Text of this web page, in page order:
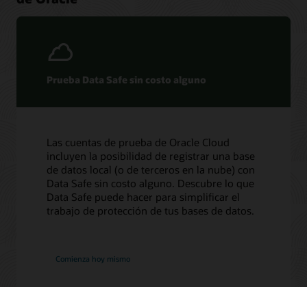
ayudarán a desarrollar tu carrera e incluso a colaborar con
otros usuarios.
Comienza a aprender hoy mismo
Encuentra a tu aliado
Consulta las alertas
Defensa en profundidad de bases de datos en la nube (PDF)
Oracle Data Safe: Cinco formas de proteger tus activos
digitales
Mitigación de riesgos de la inyección SQL (PDF)
Bank of India (PDF)
Informes de analistas
Las ventajas de seguridad de un servicio de base de
Piensa de forma autónoma — Seguridad y riesgo de TI:
Prueba Data Safe sin costo alguno
Las cuentas de prueba de Oracle Cloud
incluyen la posibilidad de registrar una base
de datos local (o de terceros en la nube) con
Data Safe sin costo alguno. Descubre lo que
Data Safe puede hacer para simplificar el
trabajo de protección de tus bases de datos.
Comienza hoy mismo